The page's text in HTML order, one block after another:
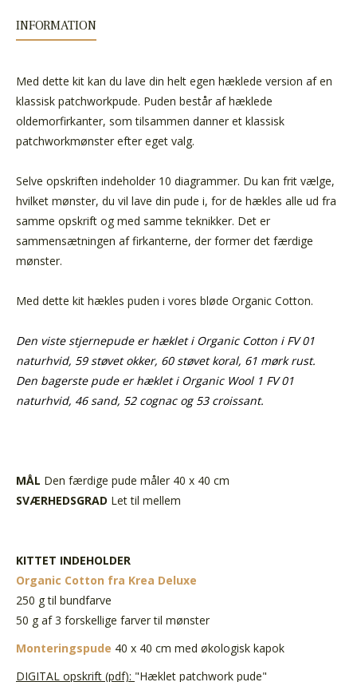
INFORMATION
Med dette kit kan du lave din helt egen hæklede version af en
klassisk patchworkpude. Puden består af hæklede
oldemorfirkanter, som tilsammen danner et klassisk
patchworkmønster efter eget valg.
Selve opskriften indeholder 10 diagrammer. Du kan frit vælge,
hvilket mønster, du vil lave din pude i, for de hækles alle ud fra
samme opskrift og med samme teknikker. Det er
sammensætningen af firkanterne, der former det færdige
mønster.
Med dette kit hækles puden i vores bløde Organic Cotton.
Den viste stjernepude er hæklet i Organic Cotton i FV 01
naturhvid, 59 støvet okker, 60 støvet koral, 61 mørk rust.
Den bagerste pude er hæklet i Organic Wool 1 FV 01
naturhvid, 46 sand, 52 cognac og 53 croissant.
MÅL Den færdige pude måler 40 x 40 cm
SVÆRHEDSGRAD Let til mellem
KITTET INDEHOLDER
Organic Cotton fra Krea Deluxe
250 g til bundfarve
50 g af 3 forskellige farver til mønster
Monteringspude 40 x 40 cm med økologisk kapok
DIGITAL opskrift (pdf): "Hæklet patchwork pude"